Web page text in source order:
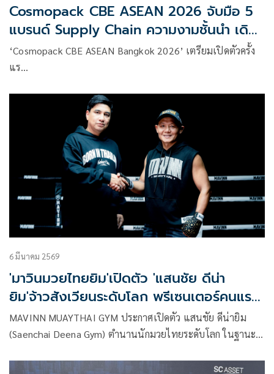
Cosmopack CBE ASEAN 2026 จับมือ 5
แบรนด์ Supply Chain ความงามชั้นนำ เดิน
เครื่องโรงงานผลิตเครื่องสำอางจำลอง ‘The
Sunscreen Factory’
‘Cosmopack CBE ASEAN Bangkok 2026’ เตรียมเปิดตัวครั้ง
แร…
6 มีนาคม 2569
'มาวินมวยไทยยิม'เปิดตัว 'แสนชัย ดีน่า
ยิม'จ้าวสังเวียนระดับโลก พรีเซนเตอร์คนแรก
ของแบรนด์
MAVINN MUAYTHAI GYM ประกาศเปิดตัว แสนชัย ดีน่ายิม
(Saenchai Deena Gym) ตำนานนักมวยไทยระดับโลก ในฐานะ
สำคัญของ MAVINN ในการยกระดับศิลปะแม่ไม้มวยไทยสู่เวที